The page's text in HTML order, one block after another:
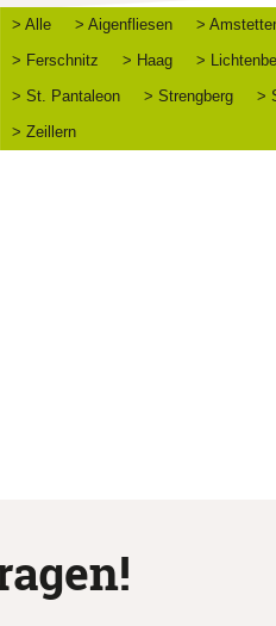
> Alle > Aigenfliesen >
> Ferschnitz
> Haag >
> St. Pantaleon
> Strengberg >
> Zeillern